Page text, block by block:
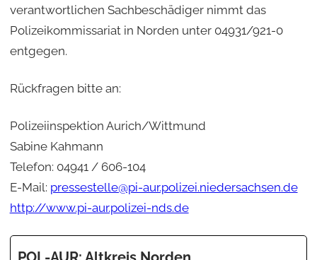
verantwortlichen Sachbeschädiger nimmt das
Polizeikommissariat in Norden unter 04931/921-0
entgegen.
Rückfragen bitte an:
Polizeiinspektion Aurich/Wittmund
Sabine Kahmann
Telefon: 04941 / 606-104
E-Mail: pressestelle@pi-aur.polizei.niedersachsen.de
http://www.pi-aur.polizei-nds.de